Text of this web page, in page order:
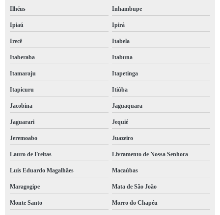
Ilhéus Inhambupe
Ipiaú Ipirá
Irecê Itabela
Itaberaba Itabuna
Itamaraju Itapetinga
Itapicuru Itiúba
Jacobina Jaguaquara
Jaguarari Jequié
Jeremoabo Juazeiro
Lauro de Freitas Livramento de Nossa Senhora
Luís Eduardo Magalhães Macaúbas
Maragogipe Mata de São João
Monte Santo Morro do Chapéu